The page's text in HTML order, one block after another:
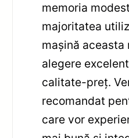
memoria
majoritatea
mașină aceasta
alegere
calitate-preț.
recomandat
care vor